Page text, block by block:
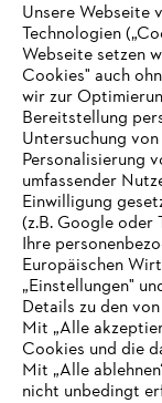
Unsere Webseite
Technologien
Webseite setzen
Cookies" auch
wir zur
Bereitstellung
Untersuchung
Personalisierung
umfassender
Einwilligung
(z.B. Google oder
Ihre
Europäischen
„Einstellungen"
Details zu den
Mit „Alle
Cookies und die
Mit „Alle
nicht unbedingt